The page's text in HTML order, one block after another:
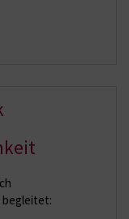
begleitet: